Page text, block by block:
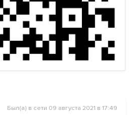
Был(а) в сети 09 августа 2021 в 17:49